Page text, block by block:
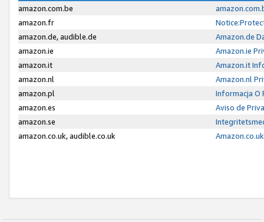
amazon.com.be
amazon.fr
amazon.de, audible.de
Amazon.de
amazon.ie
Amazon.ie
amazon.it
Amazon.it
amazon.nl
Amazon.nl
amazon.pl
Informacja O
amazon.es
Aviso de
amazon.se
amazon.co.uk, audible.co.uk